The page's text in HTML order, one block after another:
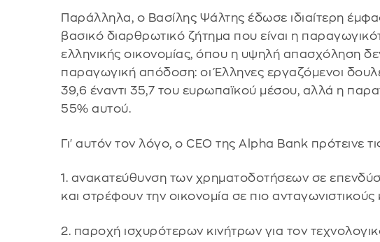
Παράλληλα, ο Βασίλης Ψάλτης έδωσε ιδιαίτερη
βασικό διαρθρωτικό ζήτημα που είναι η
ελληνικής οικονομίας, όπου η υψηλή απασχόληση
παραγωγική απόδοση: οι Έλληνες εργαζόμενοι
39,6 έναντι 35,7 του ευρωπαϊκού μέσου, αλλά η
55% αυτού.
Γι' αυτόν τον λόγο, ο CEO της Alpha Bank πρότεινε
1. ανακατεύθυνση των χρηματοδοτήσεων σε
και στρέφουν την οικονομία σε πιο
2. παροχή ισχυρότερων κινήτρων για τον